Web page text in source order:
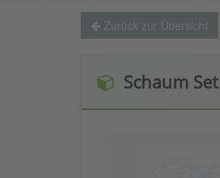
Zurück zur Übersicht
Schaum